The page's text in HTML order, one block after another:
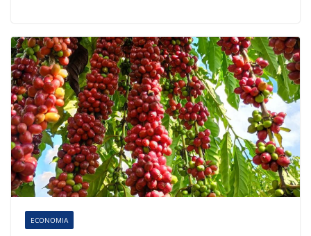
ECONOMIA